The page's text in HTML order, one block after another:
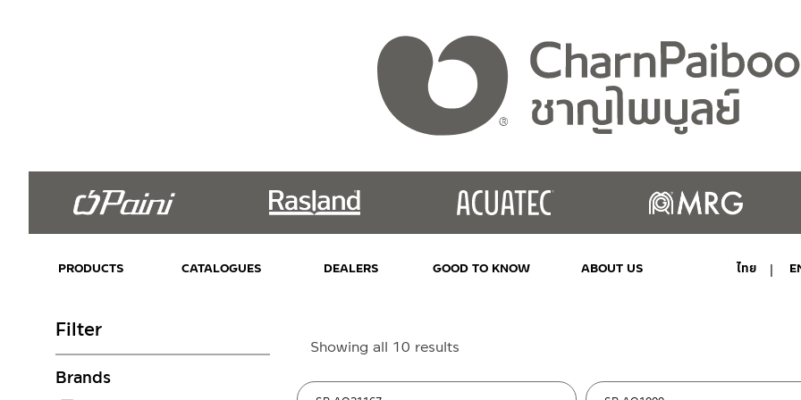
PRODUCTS CATALOGUES DEALERS GOOD TO KNOW ABOUT US ไทย
Showing all 10 results
latest
Filter
Brands